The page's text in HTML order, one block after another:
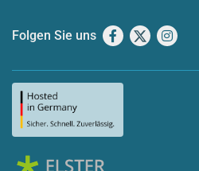
Folgen Sie uns Facebook
X